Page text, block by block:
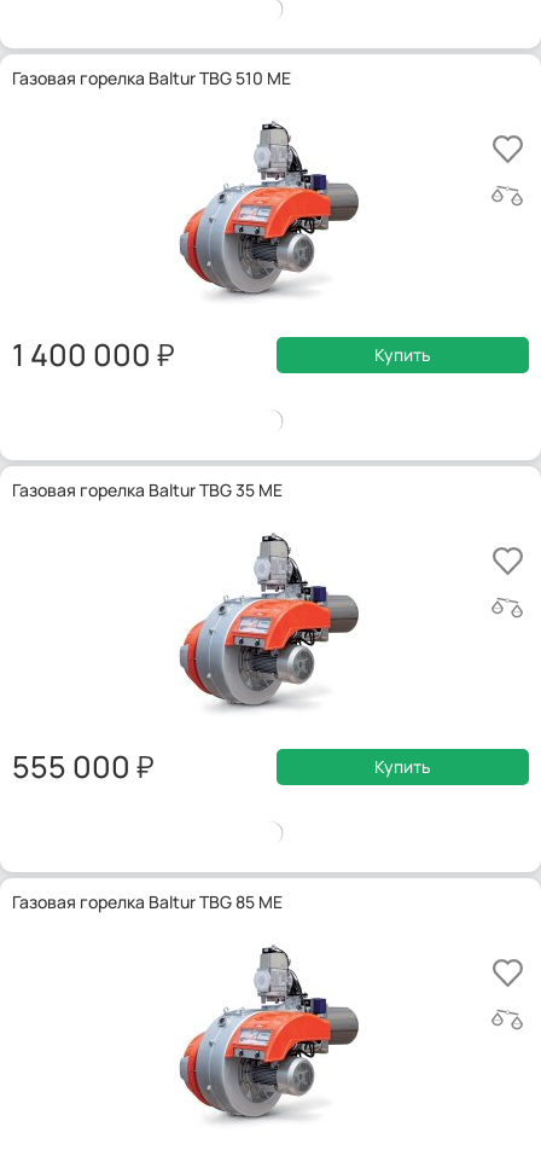
Газовая горелка Baltur TBG 510 ME
1 400 000 Купить
Газовая горелка Baltur TBG 35 ME
555 000 Купить
Газовая горелка Baltur TBG 85 ME